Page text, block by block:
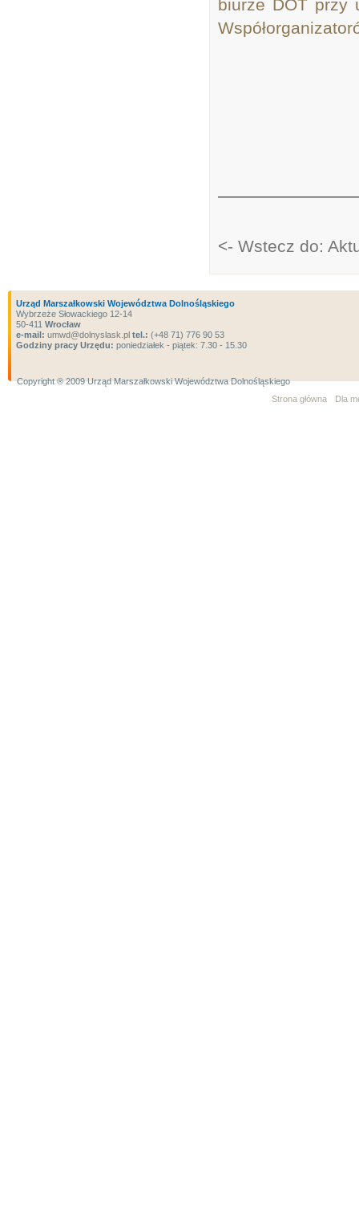
biurze DOT przy
<- Wstecz do:
Urząd Marszałkowski Województwa Dolnośląskiego
Wybrzeże Słowackiego 12-14
50-411 Wrocław
e-mail: umwd@dolnyslask.pl tel.: (+48 71) 776 90 53
Godziny pracy Urzędu: poniedziałek - piątek: 7.30 - 15.30
Copyright ® 2009 Urząd Marszałkowski Województwa Dolnośląskiego
Strona główna
Dla